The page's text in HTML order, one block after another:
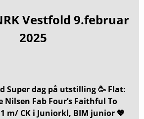
Vestfold 9.februar
2025
Super dag på utstilling 🥳 Flat:
Fab Four’s Faithful To
m/ CK i Juniorkl, BIM junior 💖